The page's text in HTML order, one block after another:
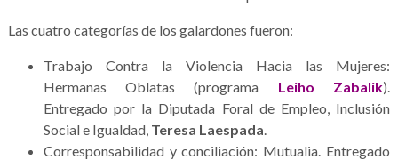
Las cuatro categorías de los galardones fueron:
Trabajo Contra la Violencia Hacia las Mujeres:
Hermanas Oblatas (programa Leiho Zabalik).
Entregado por la Diputada Foral de Empleo, Inclusión
Social e Igualdad, Teresa Laespada.
Corresponsabilidad y conciliación: Mutualia. Entregado